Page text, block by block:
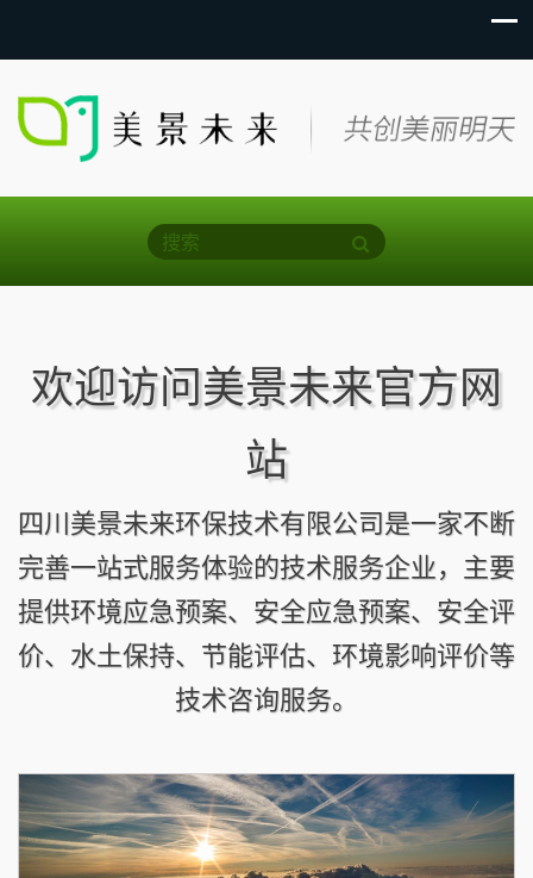
欢迎访问美景未来官方网
站
四川美景未来环保技术有限公司是一家不断
完善一站式服务体验的技术服务企业，主要
提供环境应急预案、安全应急预案、安全评
价、水土保持、节能评估、环境影响评价等
技术咨询服务。